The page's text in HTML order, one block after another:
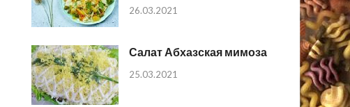
26.03.2021
Салат Абхазская мимоза
25.03.2021